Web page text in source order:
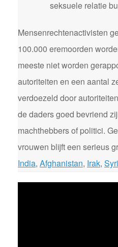
seksuele relatie
Mensenrechtenactivisten
100.000 eremoorden
meeste niet worden
autoriteiten en een aantal
verdoezeld door
de daders goed bevriend
machthebbers of politici.
vrouwen blijft een serieus
India, Afghanistan, Irak,